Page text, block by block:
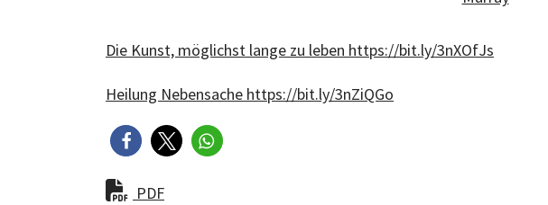
Die Kunst, möglichst lange zu leben https://bit.ly/3nXOfJs
Heilung Nebensache https://bit.ly/3nZiQGo
PDF